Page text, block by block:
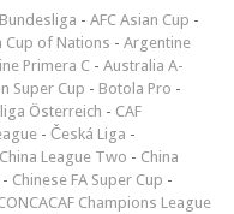
- AFC Asian Cup -
Cup of Nations - Argentine
Primera C - Australia A-
Super Cup - Botola Pro -
Österreich - CAF
- Česká Liga -
China League Two - China
- Chinese FA Super Cup -
Champions League